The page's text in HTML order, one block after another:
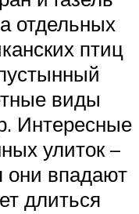
отдельных
птиц
виды
Интересные
улиток –
они впадают
длиться